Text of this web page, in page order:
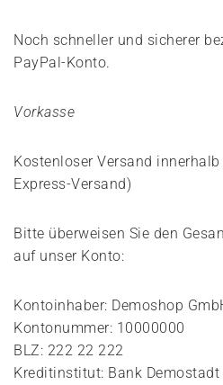
Noch schneller und sicherer
PayPal-Konto.
Vorkasse
Kostenloser Versand
Express-Versand)
Bitte überweisen Sie den
auf unser Konto:
Kontoinhaber: Demoshop
Kontonummer: 10000000
BLZ: 222 22 222
Kreditinstitut: Bank Demostadt